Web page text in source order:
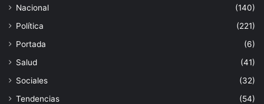
Nacional
(140)
Política
(221)
Portada
(6)
Salud
(41)
Sociales
(32)
Tendencias
(54)